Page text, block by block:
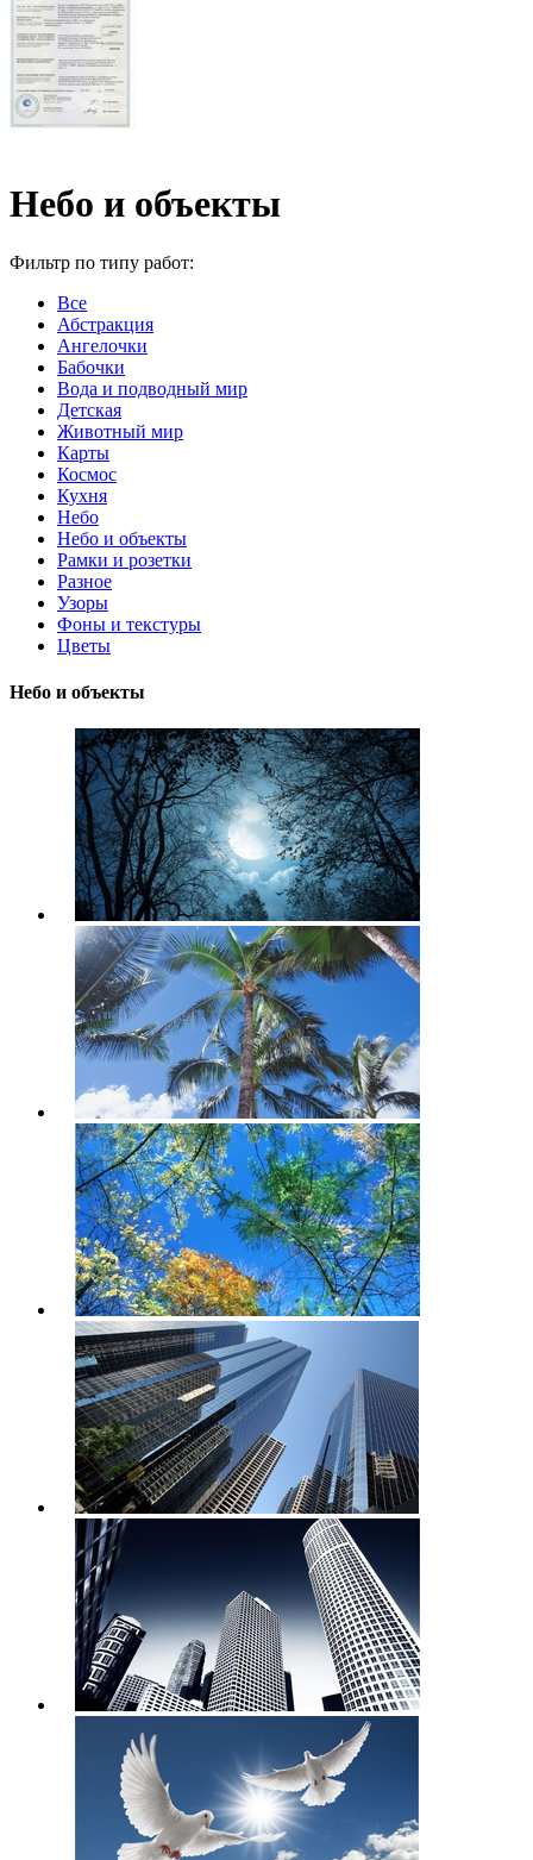
Небо и объекты
Фильтр по типу работ:
Все
Абстракция
Ангелочки
Бабочки
Вода и подводный мир
Детская
Животный мир
Карты
Космос
Кухня
Небо
Небо и объекты
Рамки и розетки
Разное
Узоры
Фоны и текстуры
Цветы
Небо и объекты